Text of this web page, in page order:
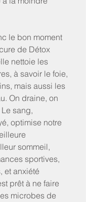
le bon moment
de Détox
nettoie les
à savoir le foie,
mais aussi les
On draine, on
sang,
optimise notre
sommeil,
sportives,
et anxiété
prêt à ne faire
microbes de